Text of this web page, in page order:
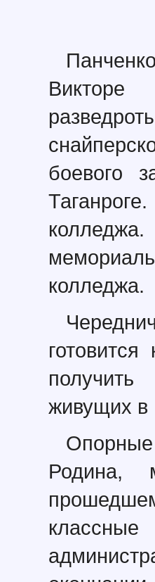
боевого
колледжа.
живущих в
Родина,